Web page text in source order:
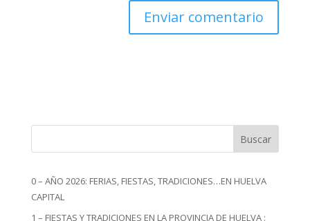
Buscar
0 – AÑO 2026: FERIAS, FIESTAS, TRADICIONES…EN HUELVA
CAPITAL
1 – FIESTAS Y TRADICIONES EN LA PROVINCIA DE HUELVA :